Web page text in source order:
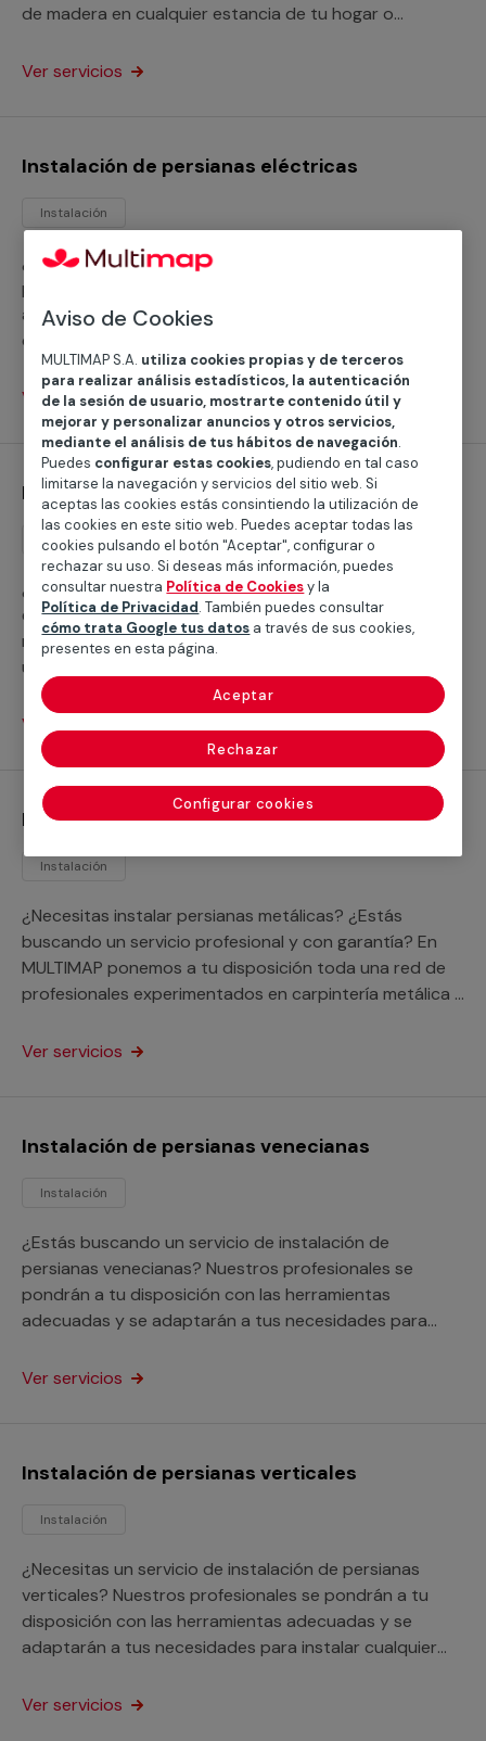
de madera en cualquier estancia de tu hogar o
Ver servicios
Instalación de persianas eléctricas
Instalación
¿Necesitas instalar persianas eléctricas? Nuestros
profesionales se pondrán a tu disposición y se
adaptarán a tus necesidades para instalar estas o
cualquier otro tipo de persianas. Este servicio está
orientado a particulares y profesionales.
Ver servicios
Instalación de persianas enrollables
Instalación
¿Estás interesado en la instalación de persianas
enrollables en alguna de las estancias de tu casa o
negocio? Con nuestros servicios podrás disfrutar de
una gran variedad de materiales y de los últimos
modelos en persianas venecianas para tu hogar.
Ver servicios
Instalación de persianas metálicas
Instalación
¿Necesitas instalar persianas metálicas? ¿Estás
buscando un servicio profesional y con garantía? En
MULTIMAP ponemos a tu disposición toda una red de
profesionales experimentados en carpintería metálica a
Ver servicios
Instalación de persianas venecianas
Instalación
¿Estás buscando un servicio de instalación de
persianas venecianas? Nuestros profesionales se
pondrán a tu disposición con las herramientas
adecuadas y se adaptarán a tus necesidades para
servicio está orientado tanto a particulares como a
Ver servicios
Instalación de persianas verticales
Instalación
¿Necesitas un servicio de instalación de persianas
verticales? Nuestros profesionales se pondrán a tu
disposición con las herramientas adecuadas y se
adaptarán a tus necesidades para instalar cualquier
particulares y profesionales.
Ver servicios
Aviso de Cookies
MULTIMAP S.A. utiliza cookies propias y de terceros
para realizar análisis estadísticos, la autenticación
de la sesión de usuario, mostrarte contenido útil y
mejorar y personalizar anuncios y otros servicios,
mediante el análisis de tus hábitos de navegación.
Puedes configurar estas cookies, pudiendo en tal caso
limitarse la navegación y servicios del sitio web. Si
aceptas las cookies estás consintiendo la utilización de
las cookies en este sitio web. Puedes aceptar todas las
cookies pulsando el botón "Aceptar", configurar o
rechazar su uso. Si deseas más información, puedes
consultar nuestra Política de Cookiesy la
Política de Privacidad. También puedes consultar
cómo trata Google tus datos a través de sus cookies,
presentes en esta página.
Configurar cookies
Rechazar
Aceptar